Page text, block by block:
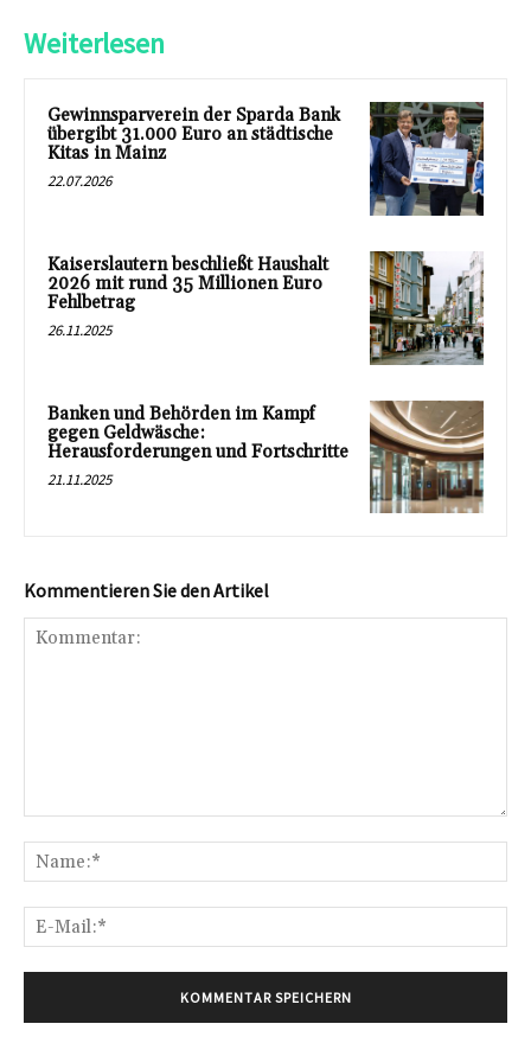
Weiterlesen
Gewinnsparverein der Sparda Bank
übergibt 31.000 Euro an städtische
Kitas in Mainz
22.07.2026
Kaiserslautern beschließt Haushalt
2026 mit rund 35 Millionen Euro
Fehlbetrag
26.11.2025
Banken und Behörden im Kampf
gegen Geldwäsche:
Herausforderungen und Fortschritte
21.11.2025
Kommentieren Sie den Artikel